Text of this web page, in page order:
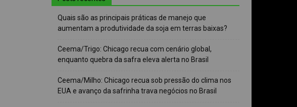
Quais são as principais práticas de manejo que
aumentam a produtividade da soja em terras baixas?
Ceema/Trigo: Chicago recua com cenário global,
enquanto quebra da safra eleva alerta no Brasil
Ceema/Milho: Chicago recua sob pressão do clima nos
EUA e avanço da safrinha trava negócios no Brasil